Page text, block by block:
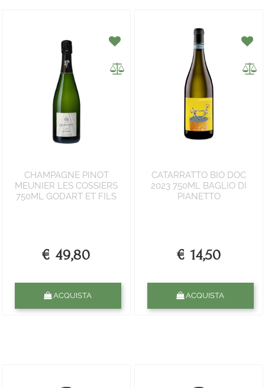
CHAMPAGNE PINOT
MEUNIER LES COSSIERS
750ML GODART ET FILS
€ 49,80
ACQUISTA
CATARRATTO BIO DOC
2023 750ML BAGLIO DI
PIANETTO
€ 14,50
ACQUISTA